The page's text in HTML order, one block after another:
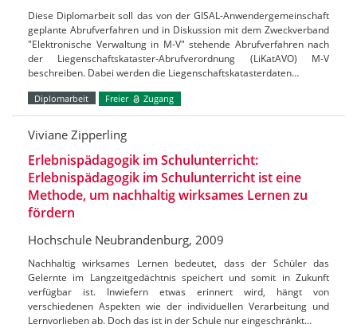
Diese Diplomarbeit soll das von der GISAL-Anwendergemeinschaft
geplante Abrufverfahren und in Diskussion mit dem Zweckverband
"Elektronische Verwaltung in M-V" stehende Abrufverfahren nach
der Liegenschaftskataster-Abrufverordnung (LiKatAVO) M-V
beschreiben. Dabei werden die Liegenschaftskatasterdaten…
Diplomarbeit Freier Zugang
Viviane Zipperling
Erlebnispädagogik im Schulunterricht:
Erlebnispädagogik im Schulunterricht ist eine
Methode, um nachhaltig wirksames Lernen zu
fördern
Hochschule Neubrandenburg, 2009
Nachhaltig wirksames Lernen bedeutet, dass der Schüler das
Gelernte im Langzeitgedächtnis speichert und somit in Zukunft
verfügbar ist. Inwiefern etwas erinnert wird, hängt von
verschiedenen Aspekten wie der individuellen Verarbeitung und
Lernvorlieben ab. Doch das ist in der Schule nur eingeschränkt…